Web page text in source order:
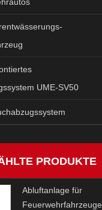
UME-SV50
PRODUKTE
Abluftanlage für
Feuerwehrfahrzeuge